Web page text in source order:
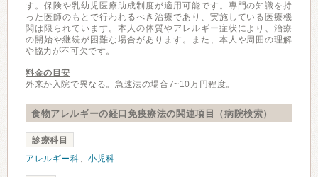
す。保険や乳幼児医療助成制度が適用可能です。専門の知識を持
った医師のもとで行われるべき治療であり、実施している医療機
関は限られています。本人の体質やアレルギー症状により、治療
の開始や継続が困難な場合があります。また、本人や周囲の理解
や協力が不可欠です。
料金の目安
外来か入院で異なる。急速法の場合7~10万円程度。
食物アレルギーの経口免疫療法の関連項目（病院検索）
診療科目
アレルギー科、小児科